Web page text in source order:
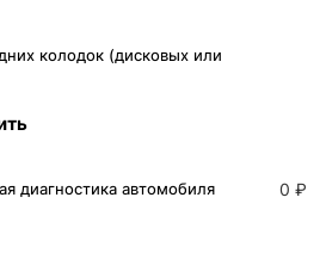
колодок (дисковых или
диагностика автомобиля 0 ₽